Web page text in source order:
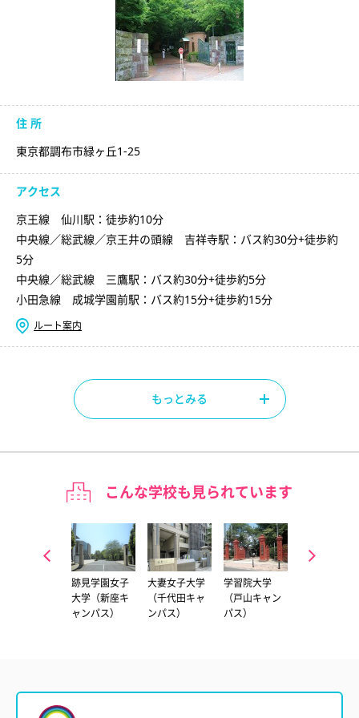
住 所
東京都調布市緑ヶ丘1-25
アクセス
京王線 仙川駅：徒歩約10分
中央線／総武線／京王井の頭線 吉祥寺駅：バス約30分+徒歩約
5分
中央線／総武線 三鷹駅：バス約30分+徒歩約5分
小田急線 成城学園前駅：バス約15分+徒歩約15分
ルート案内
もっとみる
こんな学校も見られています
跡見学園女子
大学（新座キ
ャンパス）
大妻女子大学
（千代田キャ
ンパス）
学習院大学
（戸山キャン
パス）